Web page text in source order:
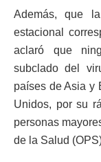
Además, que
estacional
aclaró que
subclado del
países de Asia y
Unidos, por su
personas
de la Salud